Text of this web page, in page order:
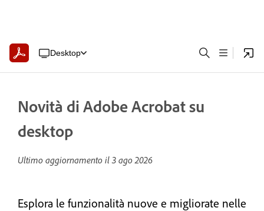
Desktop
Novità di Adobe Acrobat su
desktop
Ultimo aggiornamento il 3 ago 2026
Esplora le funzionalità nuove e migliorate nelle